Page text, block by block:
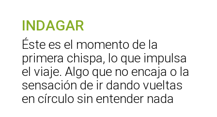
INDAGAR
Éste es el momento de la
primera chispa, lo que impulsa
el viaje. Algo que no encaja o la
sensación de ir dando vueltas
en círculo sin entender nada